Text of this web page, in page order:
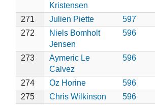
Kristensen
271 Julien Piette
597
272
Niels Bomholt
Jensen
596
273
Aymeric Le
Calvez
596
274 Oz Horine
596
275
Chris Wilkinson
596